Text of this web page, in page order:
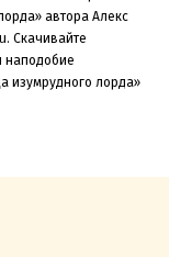
автора Алекс
Скачивайте
наподобие
изумрудного лорда»